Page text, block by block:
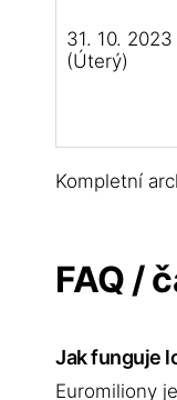
31. 10. 2023
(Úterý)
Kompletní
FAQ /
Jak funguje
Euromiliony